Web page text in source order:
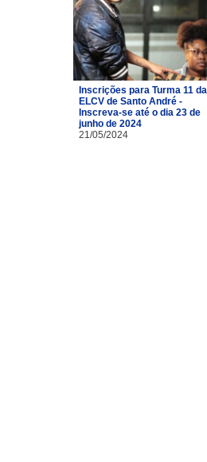
Inscrições para Turma 11 da
ELCV de Santo André -
Inscreva-se até o dia 23 de
junho de 2024
21/05/2024